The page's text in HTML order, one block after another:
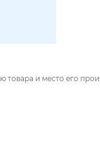
и место его